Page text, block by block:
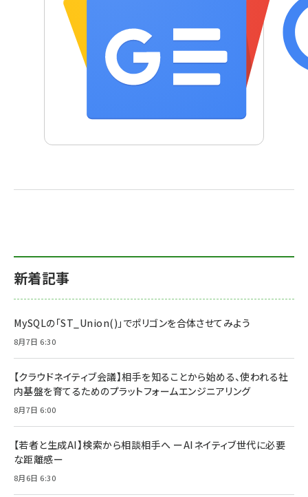
新着記事
MySQLの「ST_Union()」でポリゴンを合体させてみよう
8月7日 6:30
【クラウドネイティブ会議】相手を知ることから始める、使われる社
内基盤を育てるためのプラットフォームエンジニアリング
8月7日 6:00
【若者と生成AI】検索から相談相手へ ーAIネイティブ世代に必要
な距離感ー
8月6日 6:30